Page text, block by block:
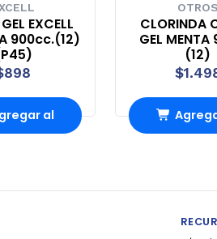
EXCELL
900cc.(12)
al
OTROS
CLORINDA
GEL
(12)